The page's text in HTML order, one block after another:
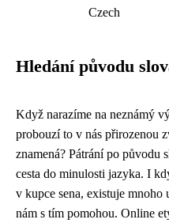
Czech
Hledání původu
Když narazíme na neznámý
probouzí to v nás přirozenou
znamená? Pátrání po původu
cesta do minulosti jazyka. I
v kupce sena, existuje mnoho
nám s tím pomohou. Online